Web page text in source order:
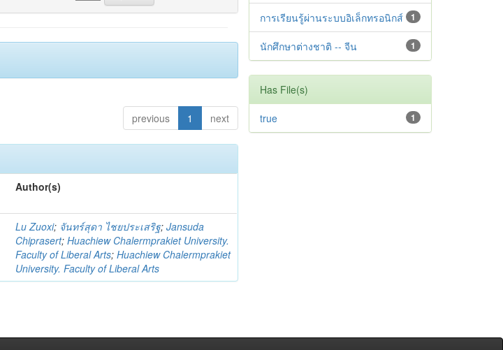
previous 1 next
Author(s)
Lu Zuoxi; จันทร์สุดา ไชยประเสริฐ;Jansuda
Chiprasert;Huachiew Chalermprakiet University.
Faculty of Liberal Arts;Huachiew Chalermprakiet
University. Faculty of Liberal Arts
1
การเรียนรู้ผ่านระบบอิเล็กทรอนิกส์
1
นักศึกษาต่างชาติ -- จีน
Has File(s)
1
true